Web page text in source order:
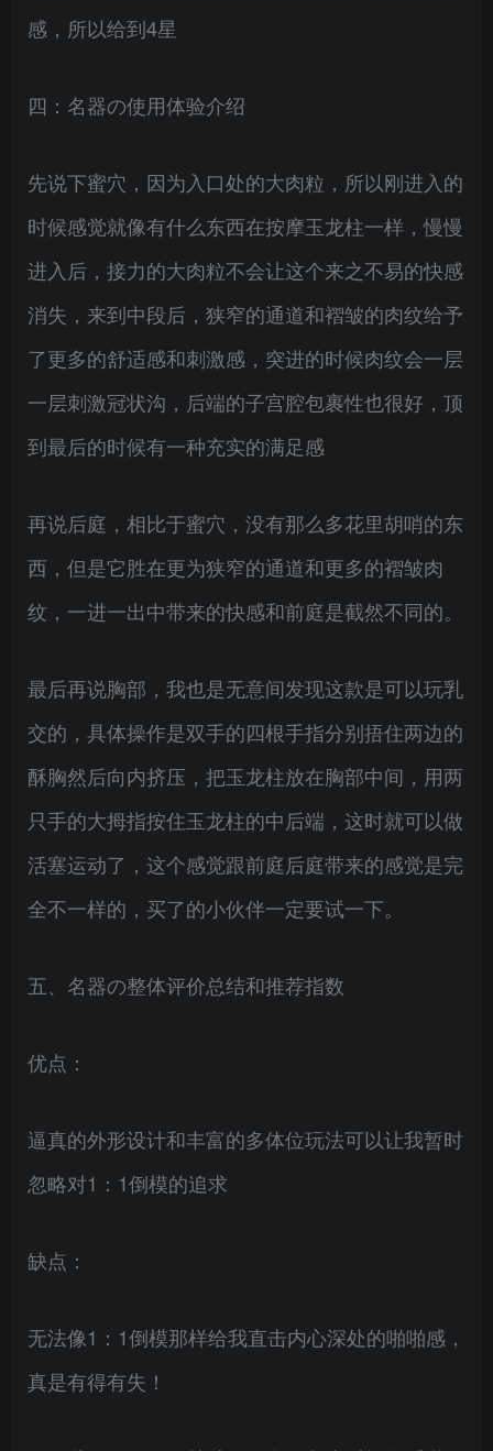
感，所以给到4星
四：名器の使用体验介绍
先说下蜜穴，因为入口处的大肉粒，所以刚进入的
时候感觉就像有什么东西在按摩玉龙柱一样，慢慢
进入后，接力的大肉粒不会让这个来之不易的快感
消失，来到中段后，狭窄的通道和褶皱的肉纹给予
了更多的舒适感和刺激感，突进的时候肉纹会一层
一层刺激冠状沟，后端的子宫腔包裹性也很好，顶
到最后的时候有一种充实的满足感
再说后庭，相比于蜜穴，没有那么多花里胡哨的东
西，但是它胜在更为狭窄的通道和更多的褶皱肉
纹，一进一出中带来的快感和前庭是截然不同的。
最后再说胸部，我也是无意间发现这款是可以玩乳
交的，具体操作是双手的四根手指分别捂住两边的
酥胸然后向内挤压，把玉龙柱放在胸部中间，用两
只手的大拇指按住玉龙柱的中后端，这时就可以做
活塞运动了，这个感觉跟前庭后庭带来的感觉是完
全不一样的，买了的小伙伴一定要试一下。
五、名器の整体评价总结和推荐指数
优点：
逼真的外形设计和丰富的多体位玩法可以让我暂时
忽略对1：1倒模的追求
缺点：
无法像1：1倒模那样给我直击内心深处的啪啪感，
真是有得有失！